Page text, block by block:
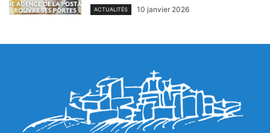
ACTUALITÉS 10 janvier 2026